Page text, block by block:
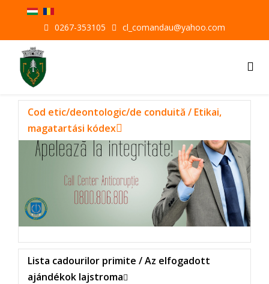
0267-353105 cl_comandau@yahoo.com
Cod etic/deontologic/de conduită / Etikai,
magatartási kódex
Lista cadourilor primite / Az elfogadott
ajándékok lajstroma